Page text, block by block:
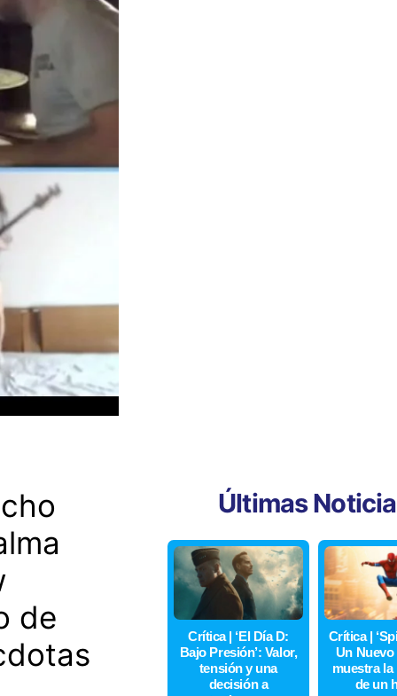
de
Últimas
Crítica | ‘El Día D:
Bajo Presión’: Valor,
tensión y una
decisión a
Crítica |
Un Nuevo
muestra la
de un